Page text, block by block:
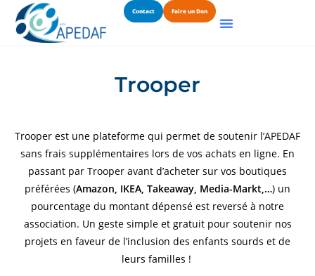
Contact Faire un Don
Trooper
Trooper est une plateforme qui permet de soutenir l’APEDAF
sans frais supplémentaires lors de vos achats en ligne. En
passant par Trooper avant d’acheter sur vos boutiques
préférées (Amazon, IKEA, Takeaway, Media-Markt,…) un
pourcentage du montant dépensé est reversé à notre
association. Un geste simple et gratuitpour soutenirnos
projets en faveur de l’inclusion des enfants sourds et de
leurs familles !